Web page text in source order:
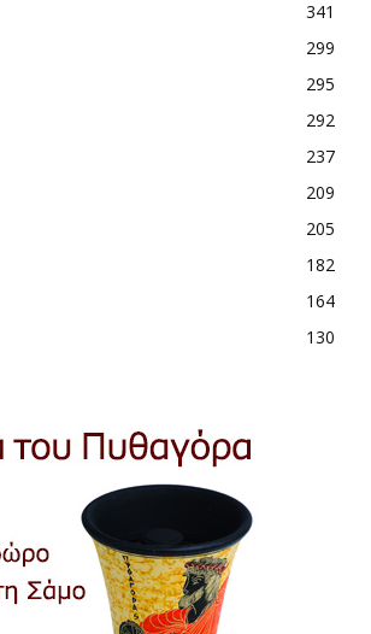
341
299
295
292
237
209
205
182
164
130